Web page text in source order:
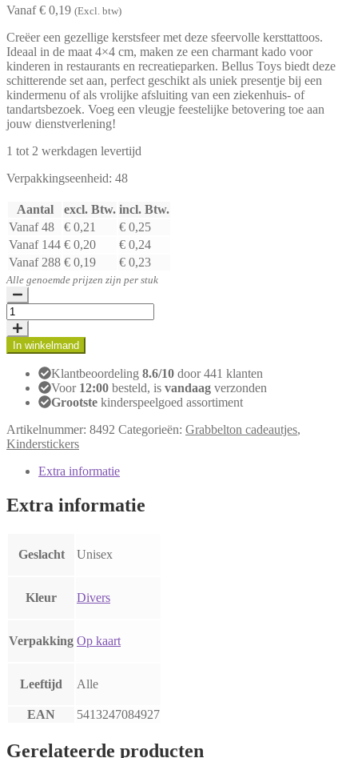
Vanaf € 0,19 (Excl. btw)
Creëer een gezellige kerstsfeer met deze sfeervolle kersttattoos.
Ideaal in de maat 4×4 cm, maken ze een charmant kado voor
kinderen in restaurants en recreatieparken. Bellus Toys biedt deze
schitterende set aan, perfect geschikt als uniek presentje bij een
kindermenu of als vrolijke afsluiting van een ziekenhuis- of
tandartsbezoek. Voeg een vleugje feestelijke betovering toe aan
jouw dienstverlening!
1 tot 2 werkdagen levertijd
Verpakkingseenheid: 48
Aantal excl. Btw. incl. Btw.
Vanaf 48
€ 0,21
€ 0,25
Vanaf 144 € 0,20
€ 0,24
Vanaf 288 € 0,19 € 0,23
Alle genoemde prijzen zijn per stuk
Sfeervolle
Kerstmis-
tattooset
aantal
In winkelmand
Klantbeoordeling 8.6/10 door 441 klanten
Voor 12:00 besteld, is vandaag verzonden
Grootste kinderspeelgoed assortiment
Artikelnummer: 8492 Categorieën: Grabbelton cadeautjes,
Kinderstickers
Extra informatie
Extra informatie
Geslacht Unisex
Kleur Divers
Verpakking Op kaart
Leeftijd Alle
EAN 5413247084927
Gerelateerde producten